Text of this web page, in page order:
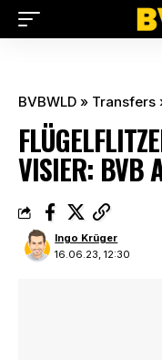
BVBWLD » Transfers
VISIER: BVB
16.06.23, 12:30
Ingo Krüger